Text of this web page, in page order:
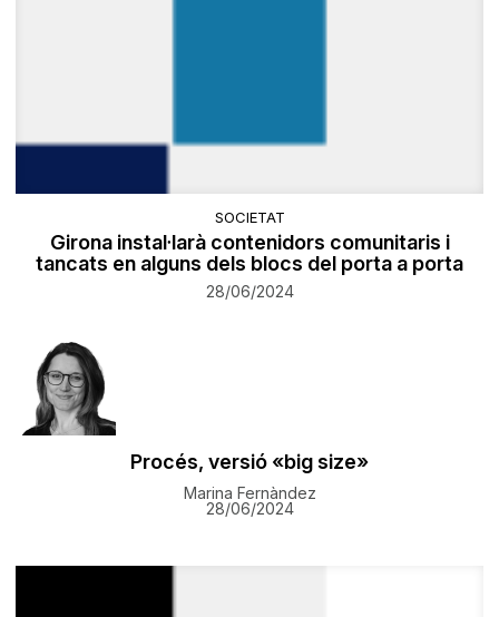
SOCIETAT
Girona instal·larà contenidors comunitaris i
tancats en alguns dels blocs del porta a porta
28/06/2024
Procés, versió «big size»
Marina Fernàndez
28/06/2024